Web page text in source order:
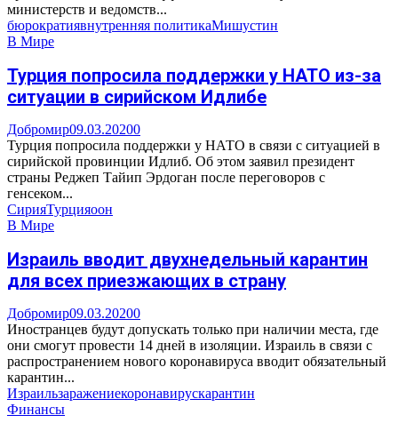
министерств и ведомств...
бюрократиявнутренняя политикаМишустин
В Мире
Турция попросила поддержки у НАТО из-за
ситуации в сирийском Идлибе
Добромир09.03.20200
Турция попросила поддержки у НАТО в связи с ситуацией в
сирийской провинции Идлиб. Об этом заявил президент
страны Реджеп Тайип Эрдоган после переговоров с
генсеком...
СирияТурцияоон
В Мире
Израиль вводит двухнедельный карантин
для всех приезжающих в страну
Добромир09.03.20200
Иностранцев будут допускать только при наличии места, где
они смогут провести 14 дней в изоляции. Израиль в связи с
распространением нового коронавируса вводит обязательный
карантин...
Израильзаражениекоронавирускарантин
Финансы